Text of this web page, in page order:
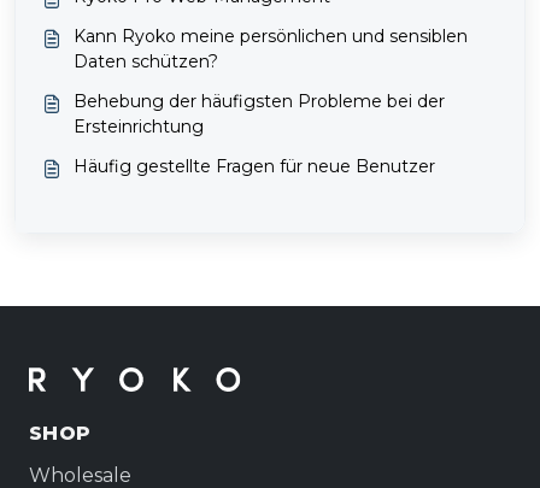
Kann Ryoko meine persönlichen und sensiblen
Daten schützen?
Behebung der häufigsten Probleme bei der
Ersteinrichtung
Häufig gestellte Fragen für neue Benutzer
SHOP
Wholesale